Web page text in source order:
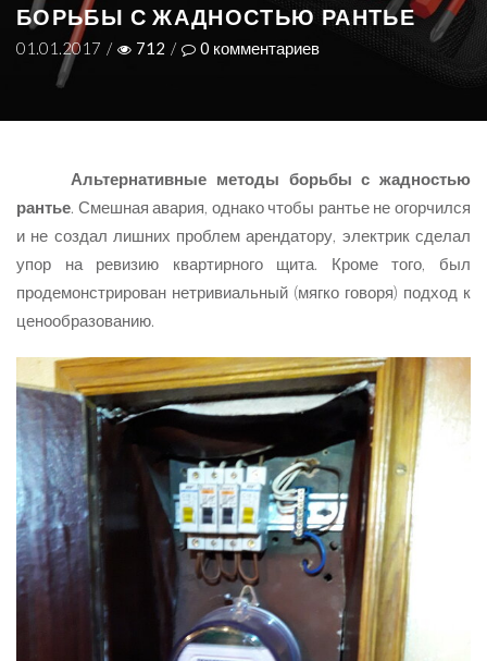
БОРЬБЫ С ЖАДНОСТЬЮ РАНТЬЕ
01.01.2017 / 712 / 0 комментариев
Альтернативные методы борьбы с жадностью
рантье. Смешная авария, однако чтобы рантье не огорчился
и не создал лишних проблем арендатору, электрик сделал
упор на ревизию квартирного щита. Кроме того, был
продемонстрирован нетривиальный (мягко говоря) подход к
ценообразованию.